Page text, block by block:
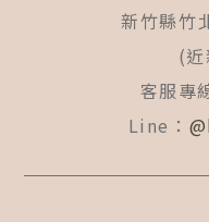
新竹縣竹
(
客服專
Line：